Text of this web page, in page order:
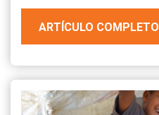
ARTÍCULO COMPLETO